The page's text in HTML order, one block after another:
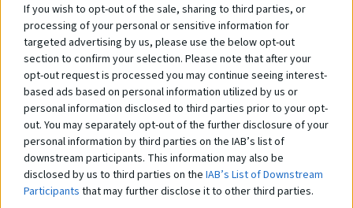
If you wish to opt-out of the sale, sharing to third parties, or
processing of your personal or sensitive information for
targeted advertising by us, please use the below opt-out
section to confirm your selection. Please note that after your
opt-out request is processed you may continue seeing interest-
based ads based on personal information utilized by us or
personal information disclosed to third parties prior to your opt-
out. You may separately opt-out of the further disclosure of your
personal information by third parties on the IAB’s list of
downstream participants. This information may also be
disclosed by us to third parties on the IAB’s List of Downstream
Participants that may further disclose it to other third parties.
Zostava Hroch 06.62.00
Na dopyt
Čo robí tentoprodukt
výnimočným?